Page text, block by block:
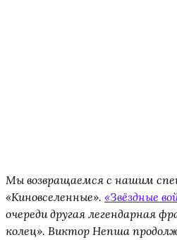
Мы возвращаемся с нашим
«Киновселенные». «Звёздные
очереди другая легендарная
колец». Виктор Непша